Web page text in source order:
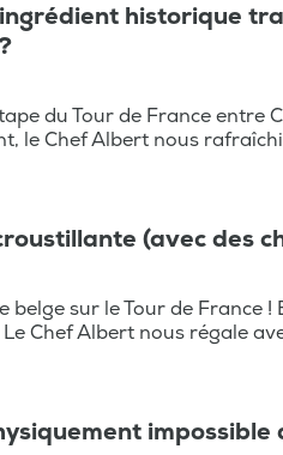
historique
du Tour de France entre
le Chef Albert nous
(avec des
belge sur le Tour de France
Chef Albert nous régale